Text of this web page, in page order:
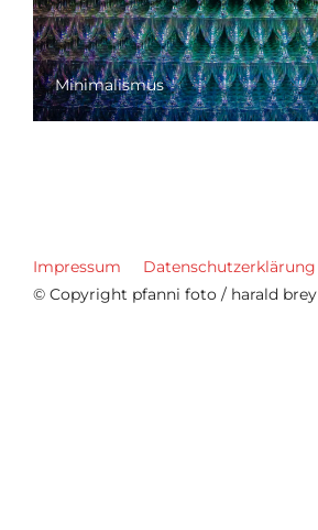
Minimalismus
Impressum
Datenschutzerklärung
© Copyright pfanni foto / harald brey